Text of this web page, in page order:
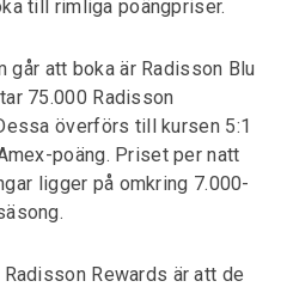
till rimliga poängpriser.
att boka är Radisson Blu
75.000 Radisson
överförs till kursen 5:1
poäng. Priset per natt
ligger på omkring 7.000-
Rewards är att de